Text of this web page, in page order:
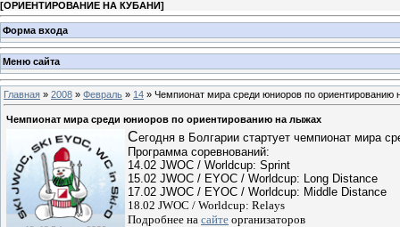
[ОРИЕНТИРОВАНИЕ НА КУБАНИ]
Форма входа
Меню сайта
Главная » 2008 » Февраль » 14 » Чемпионат мира среди юниоров по ориентированию
Чемпионат мира среди юниоров по ориентированию на лыжах
Сегодня в Болгарии стартует чемпионат мира
Программа соревнований:
14.02 JWOC / Worldcup: Sprint
15.02 JWOC / EYOC / Worldcup: Long Distance
17.02 JWOC / EYOC / Worldcup: Middle Distance
18.02 JWOC / Worldcup: Relays
Подробнее на сайте организаторов